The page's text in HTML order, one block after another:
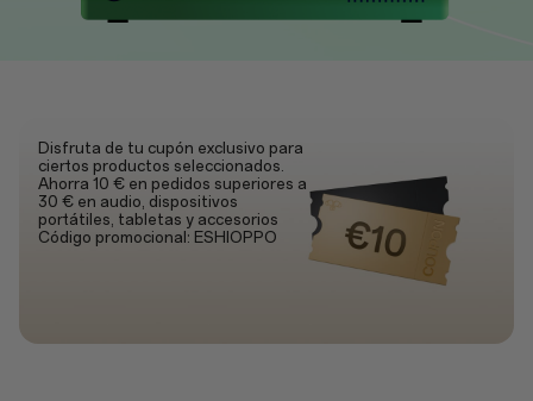
Disfruta de tu cupón exclusivo para
ciertos productos seleccionados.
Ahorra 10 € en pedidos superiores a
30 € en audio, dispositivos
portátiles, tabletas y accesorios
Código promocional: ESHIOPPO